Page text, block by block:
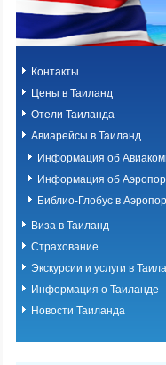
Контакты
Цены в Таиланд
Отели Таиланда
Авиарейсы в Таиланд
Информация об
Информация об
Библио-Глобус в
Виза в Таиланд
Страхование
Экскурсии и услуги в
Информация о Таиланде
Новости Таиланда